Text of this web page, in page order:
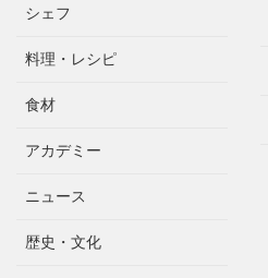
シェフ
料理・レシピ
食材
アカデミー
ニュース
歴史・文化